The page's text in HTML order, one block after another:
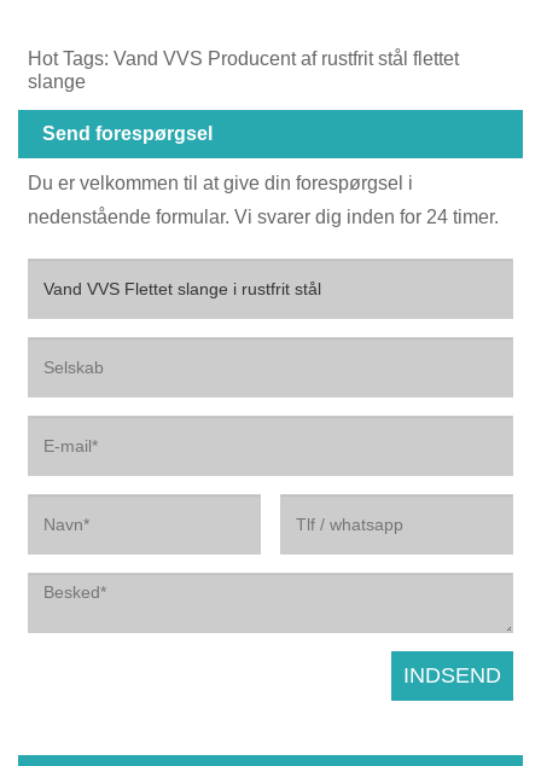
Hot Tags: Vand VVS Producent af rustfrit stål flettet
slange
Send forespørgsel
Du er velkommen til at give din forespørgsel i
nedenstående formular. Vi svarer dig inden for 24 timer.